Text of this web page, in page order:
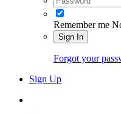
Remember me
Sign In
Forgot your
Sign Up